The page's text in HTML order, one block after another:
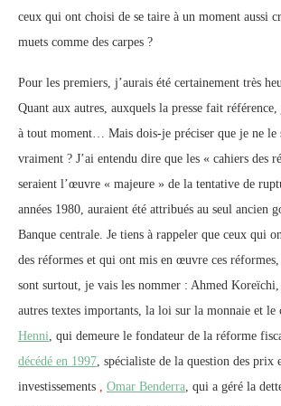
ceux qui ont choisi de se taire à un moment aussi
muets comme des carpes ?
Pour les premiers, j’aurais été certainement très
Quant aux autres, auxquels la presse fait
à tout moment… Mais dois-je préciser que je ne le
vraiment ? J’ai entendu dire que les « cahiers des
seraient l’œuvre « majeure » de la tentative de
années 1980, auraient été attribués au seul ancien
Banque centrale. Je tiens à rappeler que ceux qui
des réformes et qui ont mis en œuvre ces réformes,
sont surtout, je vais les nommer : Ahmed
autres textes importants, la loi sur la monnaie et le
Henni , qui demeure le fondateur de la réforme
décédé en 1997 , spécialiste de la question des prix
investissements
Omar Benderra , qui a géré la